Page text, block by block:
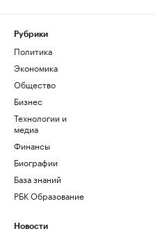
Рубрики
Политика
Экономика
Общество
Бизнес
Технологии и
медиа
Финансы
Биографии
База знаний
РБК Образование
Новости